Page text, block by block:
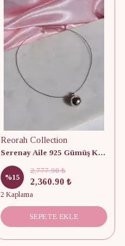
Reorah Collection
Serenay Aile 925 Gümüş Kolye
%15
2,777.90 ₺
2,360.90 ₺
2 Kaplama
SEPETE EKLE